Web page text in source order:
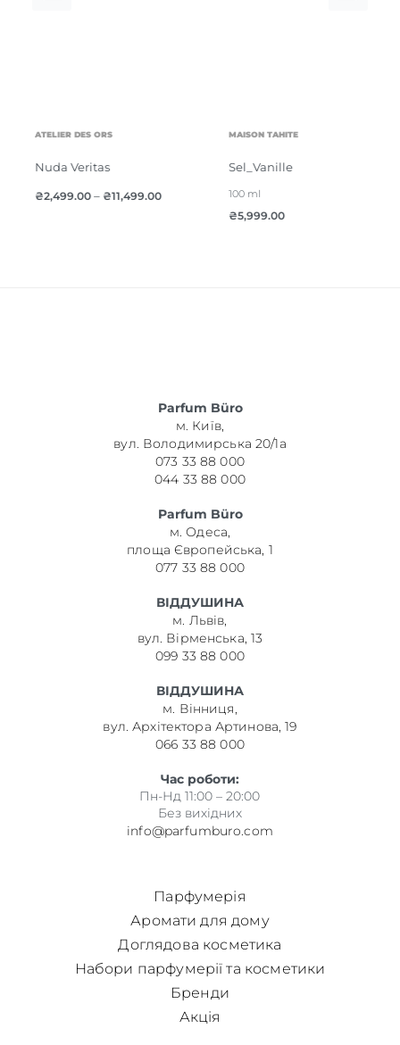
ATELIER DES ORS
Nuda Veritas
2,499.00–₴11,499.00
MAISON TAHITE
Sel_Vanille
100 ml
5,999.00
Parfum Büro
м. Київ,
вул. Володимирська 20/1а
073 33 88 000
044 33 88 000
Parfum Büro
м. Одеса,
площа Європейська, 1
077 33 88 000
ВІДДУШИНА
м. Львів,
вул. Вірменська, 13
099 33 88 000
ВІДДУШИНА
м. Вінниця,
вул. Архітектора Артинова, 19
066 33 88 000
Час роботи:
Пн-Нд 11:00 – 20:00
Без вихідних
info@parfumburo.com
Парфумерія
Аромати для дому
Доглядова косметика
Набори парфумерії та косметики
Бренди
Акція